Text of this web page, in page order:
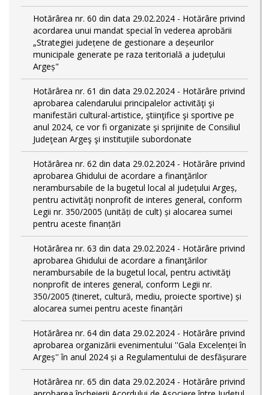
Hotărârea nr. 60 din data 29.02.2024 - Hotărâre privind
acordarea unui mandat special în vederea aprobării
„Strategiei județene de gestionare a deșeurilor
municipale generate pe raza teritorială a județului
Argeș"
Hotărârea nr. 61 din data 29.02.2024 - Hotărâre privind
aprobarea calendarului principalelor activităţi şi
manifestări cultural-artistice, ştiinţifice şi sportive pe
anul 2024, ce vor fi organizate şi sprijinite de Consiliul
Judeţean Argeş şi instituţiile subordonate
Hotărârea nr. 62 din data 29.02.2024 - Hotărâre privind
aprobarea Ghidului de acordare a finanţărilor
nerambursabile de la bugetul local al județului Argeș,
pentru activităţi nonprofit de interes general, conform
Legii nr. 350/2005 (unități de cult) și alocarea sumei
pentru aceste finanțări
Hotărârea nr. 63 din data 29.02.2024 - Hotărâre privind
aprobarea Ghidului de acordare a finanţărilor
nerambursabile de la bugetul local, pentru activităţi
nonprofit de interes general, conform Legii nr.
350/2005 (tineret, cultură, mediu, proiecte sportive) și
alocarea sumei pentru aceste finanțări
Hotărârea nr. 64 din data 29.02.2024 - Hotărâre privind
aprobarea organizării evenimentului ''Gala Excelenței în
Argeș'' în anul 2024 și a Regulamentului de desfășurare
Hotărârea nr. 65 din data 29.02.2024 - Hotărâre privind